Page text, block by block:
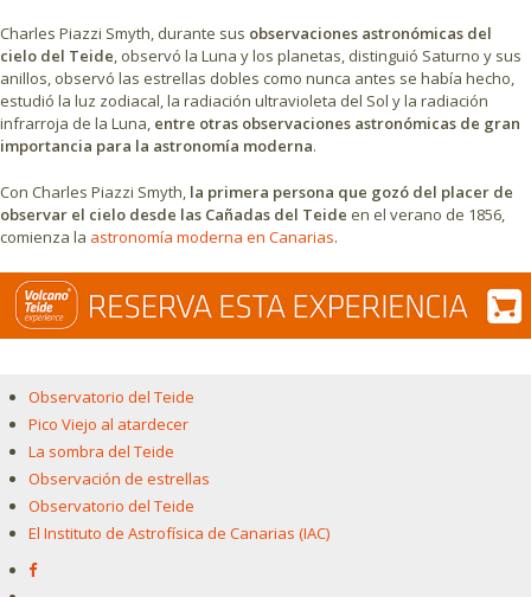
Observatorio del Teide
Pico Viejo al atardecer
La sombra del Teide
Observación de estrellas
Observatorio del Teide
El Instituto de Astrofísica de Canarias (IAC)
Charles Piazzi Smyth, durante sus observaciones astronómicas del
cielo del Teide, observó la Luna y los planetas, distinguió Saturno y sus
anillos, observó las estrellas dobles como nunca antes se había hecho,
estudió la luz zodiacal, la radiación ultravioleta del Sol y la radiación
infrarroja de la Luna, entre otras observaciones astronómicas de gran
importancia para la astronomía moderna.
Con Charles Piazzi Smyth, la primera persona que gozó del placer de
observar el cielo desde las Cañadas del Teide en el verano de 1856,
comienza la astronomía moderna en Canarias.